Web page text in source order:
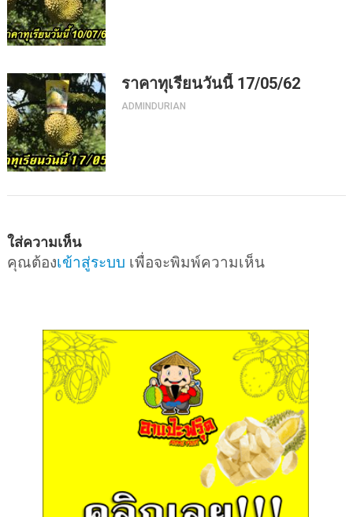
ราคาทุเรียนวันนี้ 17/05/62
ADMINDURIAN
ใส่ความเห็น
คุณต้องเข้าสู่ระบบ เพื่อจะพิมพ์ความเห็น